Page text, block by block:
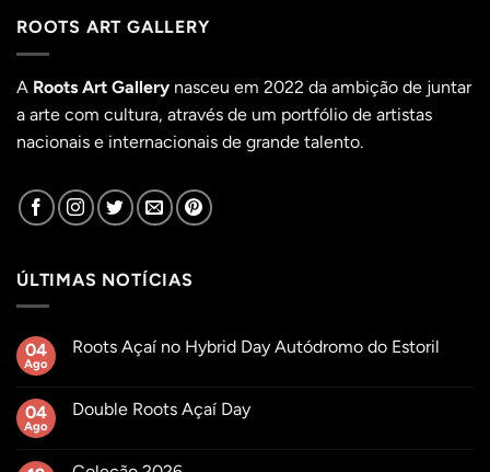
ROOTS ART GALLERY
A Roots Art Gallery nasceu em 2022 da ambição de juntar
a arte com cultura, através de um portfólio de artistas
nacionais e internacionais de grande talento.
ÚLTIMAS NOTÍCIAS
04
Ago
Roots Açaí no Hybrid Day Autódromo do Estoril
Roots
Day
04
Ago
Double Roots Açaí Day